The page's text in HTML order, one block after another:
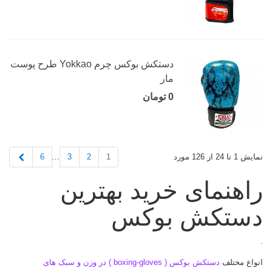
دستکش بوکس چرم Yokkao طرح پوست
مار
0 تومان
نمایش 1 تا 24 از 126 مورد 1
2
3
…
6
راهنمای خرید بهترین
دستکش بوکس
انواع مختلف
دستکش بوکس ( boxing-gloves ) در وزن و سبک های